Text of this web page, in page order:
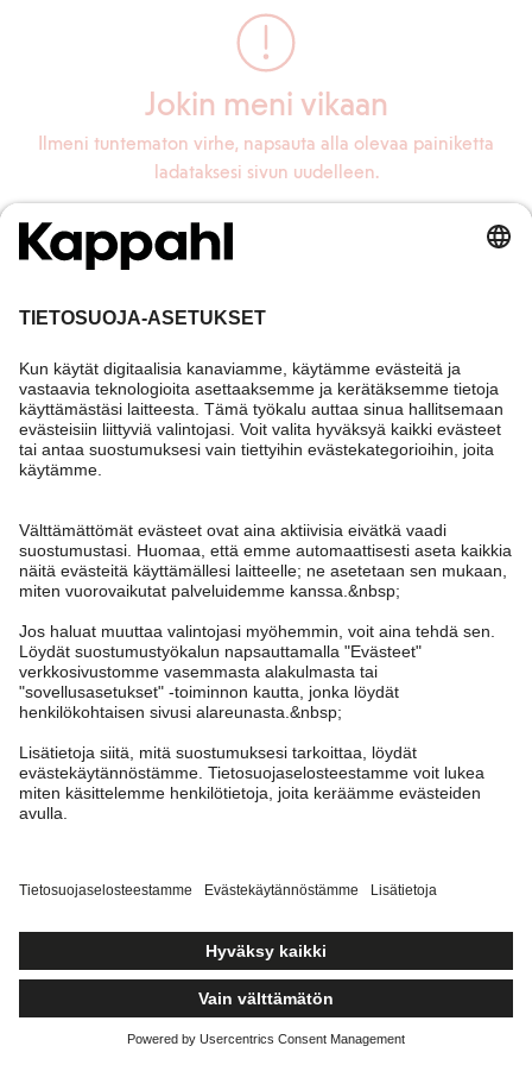
Jokin meni vikaan
Ilmeni tuntematon virhe, napsauta alla olevaa painiketta
ladataksesi sivun uudelleen.
Lataa sivu uudelleen